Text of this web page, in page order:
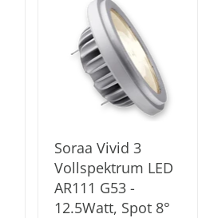
Soraa Vivid 3
Vollspektrum LED
AR111 G53 -
12.5Watt, Spot 8°